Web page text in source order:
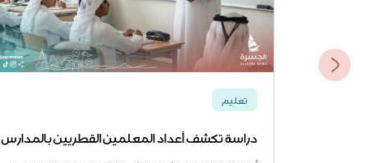
تعليم
دراسة تكشف أعداد المعلمين القطريين بالمدارس